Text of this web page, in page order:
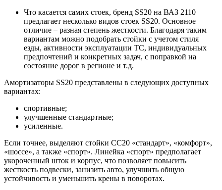
Что касается самих стоек, бренд SS20 на ВАЗ 2110
предлагает несколько видов стоек SS20. Основное
отличие – разная степень жесткости. Благодаря таким
вариантам можно подобрать стойки с учетом стиля
езды, активности эксплуатации ТС, индивидуальных
предпочтений и конкретных задач, с поправкой на
состояние дорог в регионе и т.д.
Амортизаторы SS20 представлены в следующих доступных
вариантах:
спортивные;
улучшенные стандартные;
усиленные.
Если точнее, выделяют стойки СС20 «стандарт», «комфорт»,
«шоссе», а также «спорт». Линейка «спорт» предполагает
укороченный шток и корпус, что позволяет повысить
жесткость подвески, занизить авто, улучшить общую
устойчивость и уменьшить крены в поворотах.